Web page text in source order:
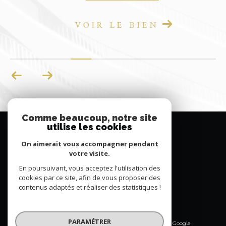
VOIR LE BIEN
MAISON DUMON
06 77 51 23 65
contact@maisondumon.com
39 Av. Jean Geoffroy
84490
saint-saturnin-lès-apt
© 2026 | Tous droits réservés | Traduction powered by Google
Comme beaucoup, notre site
utilise les cookies
On aimerait vous accompagner pendant
votre visite.
En poursuivant, vous acceptez l'utilisation des
cookies par ce site, afin de vous proposer des
contenus adaptés et réaliser des statistiques !
PARAMÉTRER